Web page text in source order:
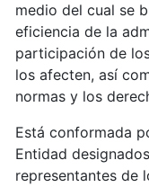
medio del cual se
eficiencia de la
participación de
los afecten, así
normas y los
Está conformada
Entidad
representantes de